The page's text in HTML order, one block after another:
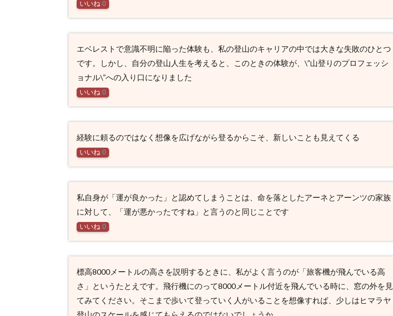
いいね 0
エベレストで意識不明に陥った体験も、私の登山のキャリアの中では大きな失敗のひとつ
です。しかし、自分の登山人生を考えると、このときの体験が、\”山登りのプロフェッシ
ョナル\”への入り口になりました
いいね 0
経験に頼るのではなく想像を広げながら登るからこそ、新しいことも見えてくる
いいね 0
私自身が「運が良かった」と認めてしまうことは、命を落としたアーネとアーンツの家族
に対して、「運が悪かったですね」と言うのと同じことです
いいね 0
標高8000メートルの高さを説明するときに、私がよく言うのが「旅客機が飛んでいる高
さ」というたとえです。飛行機にのって8000メートル付近を飛んでいる時に、窓の外を見
てみてください。そこまで歩いて登っていく人がいることを想像すれば、少しはヒマラヤ